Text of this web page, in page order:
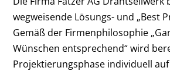
wegweisende Lösungs- und „Best
Gemäß der Firmenphilosophie
Wünschen entsprechend“ wird
Projektierungsphase individuell